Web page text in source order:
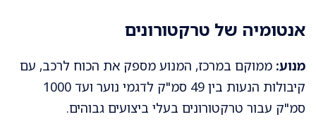
אנטומיה של טרקטורונים
מנוע: ממוקם במרכז, המנוע מספק את הכוח לרכב, עם
קיבולות הנעות בין 49 סמ"ק לדגמי נוער ועד 1000
סמ"ק עבור טרקטורונים בעלי ביצועים גבוהים.